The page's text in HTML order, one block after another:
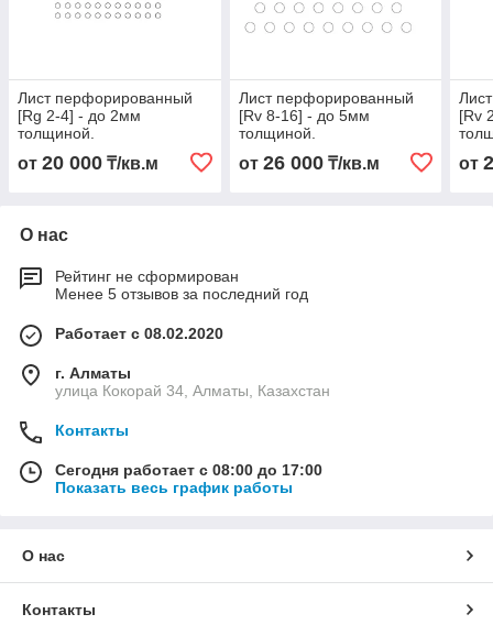
Лист перфорированный
[Rg 2-4] - до 2мм
толщиной.
от 20 000 ₸/кв.м
Лист перфорированный
[Rv 8-16] - до 5мм
толщиной.
от 26 000₸/кв.м
[Rv
от
О нас
Рейтинг не сформирован
Менее 5 отзывов за последний год
Работает с 08.02.2020
г. Алматы
улица Кокорай 34, Алматы, Казахстан
Контакты
Сегодня работает с 08:00 до 17:00
Показать весь график работы
О нас
Контакты